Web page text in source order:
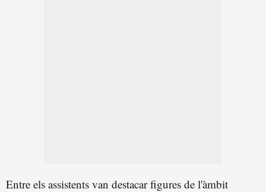
Entre els assistents van destacar figures de l'àmbit